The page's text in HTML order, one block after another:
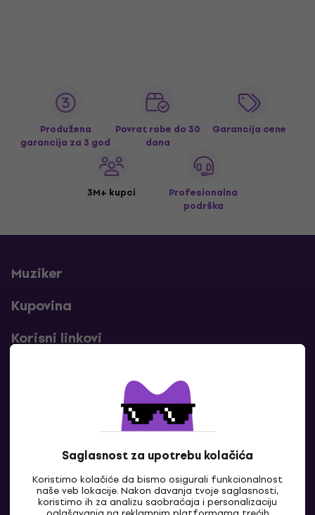
Saglasnost za upotrebu kolačića
Koristimo kolačiće da bismo osigurali funkcionalnost
naše veb lokacije. Nakon davanja tvoje saglasnosti,
koristimo ih za analizu saobraćaja i personalizaciju
Produžena
garancija za 3 god
Povrat robe do 30
dana
Garancija cene
3M+ kupci
Profesionalna
podrška
Muziker
Kupovina
Korisni linkovi
Kontakti
Kontaktiraj nas